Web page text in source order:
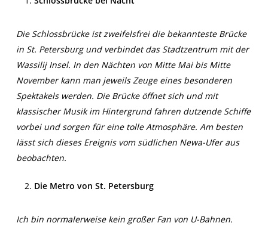
Die Schlossbrücke ist zweifelsfrei die bekannteste Brücke
in St. Petersburg und verbindet das Stadtzentrum mit der
Wassilij Insel. In den Nächten von Mitte Mai bis Mitte
November kann man jeweils Zeuge eines besonderen
Spektakels werden. Die Brücke öffnet sich und mit
klassischer Musik im Hintergrund fahren dutzende Schiffe
vorbei und sorgen für eine tolle Atmosphäre. Am besten
lässt sich dieses Ereignis vom südlichen Newa-Ufer aus
beobachten.
Die Metro von St. Petersburg
Ich bin normalerweise kein großer Fan von U-Bahnen.